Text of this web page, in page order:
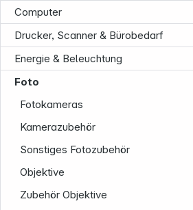
Computer
Drucker, Scanner & Bürobedarf
Energie & Beleuchtung
Foto
Fotokameras
Kamerazubehör
Sonstiges Fotozubehör
Objektive
Zubehör Objektive